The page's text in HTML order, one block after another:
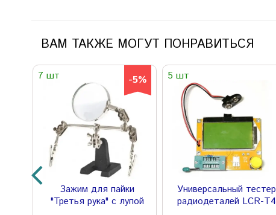
ВАМ ТАКЖЕ МОГУТ ПОНРАВИТЬСЯ
-5%
7 шт
Зажим для пайки
"Третья рука" с лупой
5 шт
Универсальный тестер
радиодеталей LCR-T4